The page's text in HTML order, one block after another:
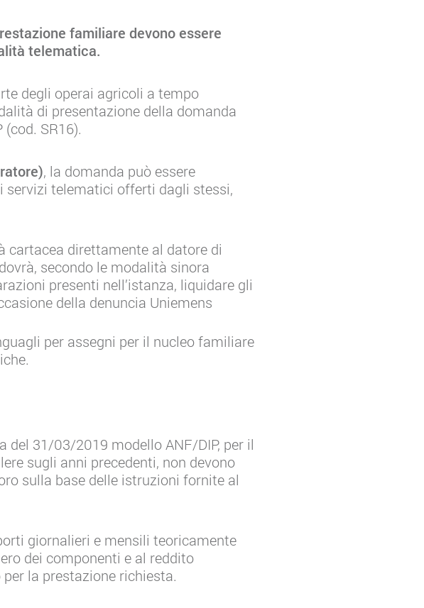
familiare devono essere
telematica.
degli operai agricoli a tempo
di presentazione della domanda
SR16).
, la domanda può essere
servizi telematici offerti dagli stessi,
cartacea direttamente al datore di
secondo le modalità sinora
presenti nell’istanza, liquidare gli
della denuncia Uniemens
per assegni per il nucleo familiare
del 31/03/2019 modello ANF/DIP, per il
sugli anni precedenti, non devono
sulla base delle istruzioni fornite al
giornalieri e mensili teoricamente
dei componenti e al reddito
la prestazione richiesta.